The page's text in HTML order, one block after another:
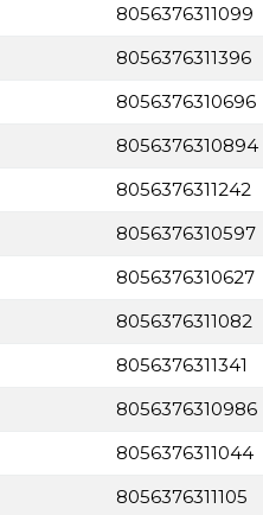
8056376311099
8056376311396
8056376310696
8056376310894
8056376311242
8056376310597
8056376310627
8056376311082
8056376311341
8056376310986
8056376311044
8056376311105